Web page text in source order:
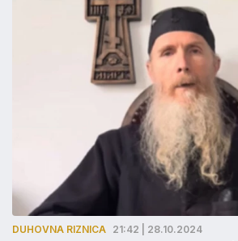
DUHOVNA RIZNICA 21:42 | 28.10.2024